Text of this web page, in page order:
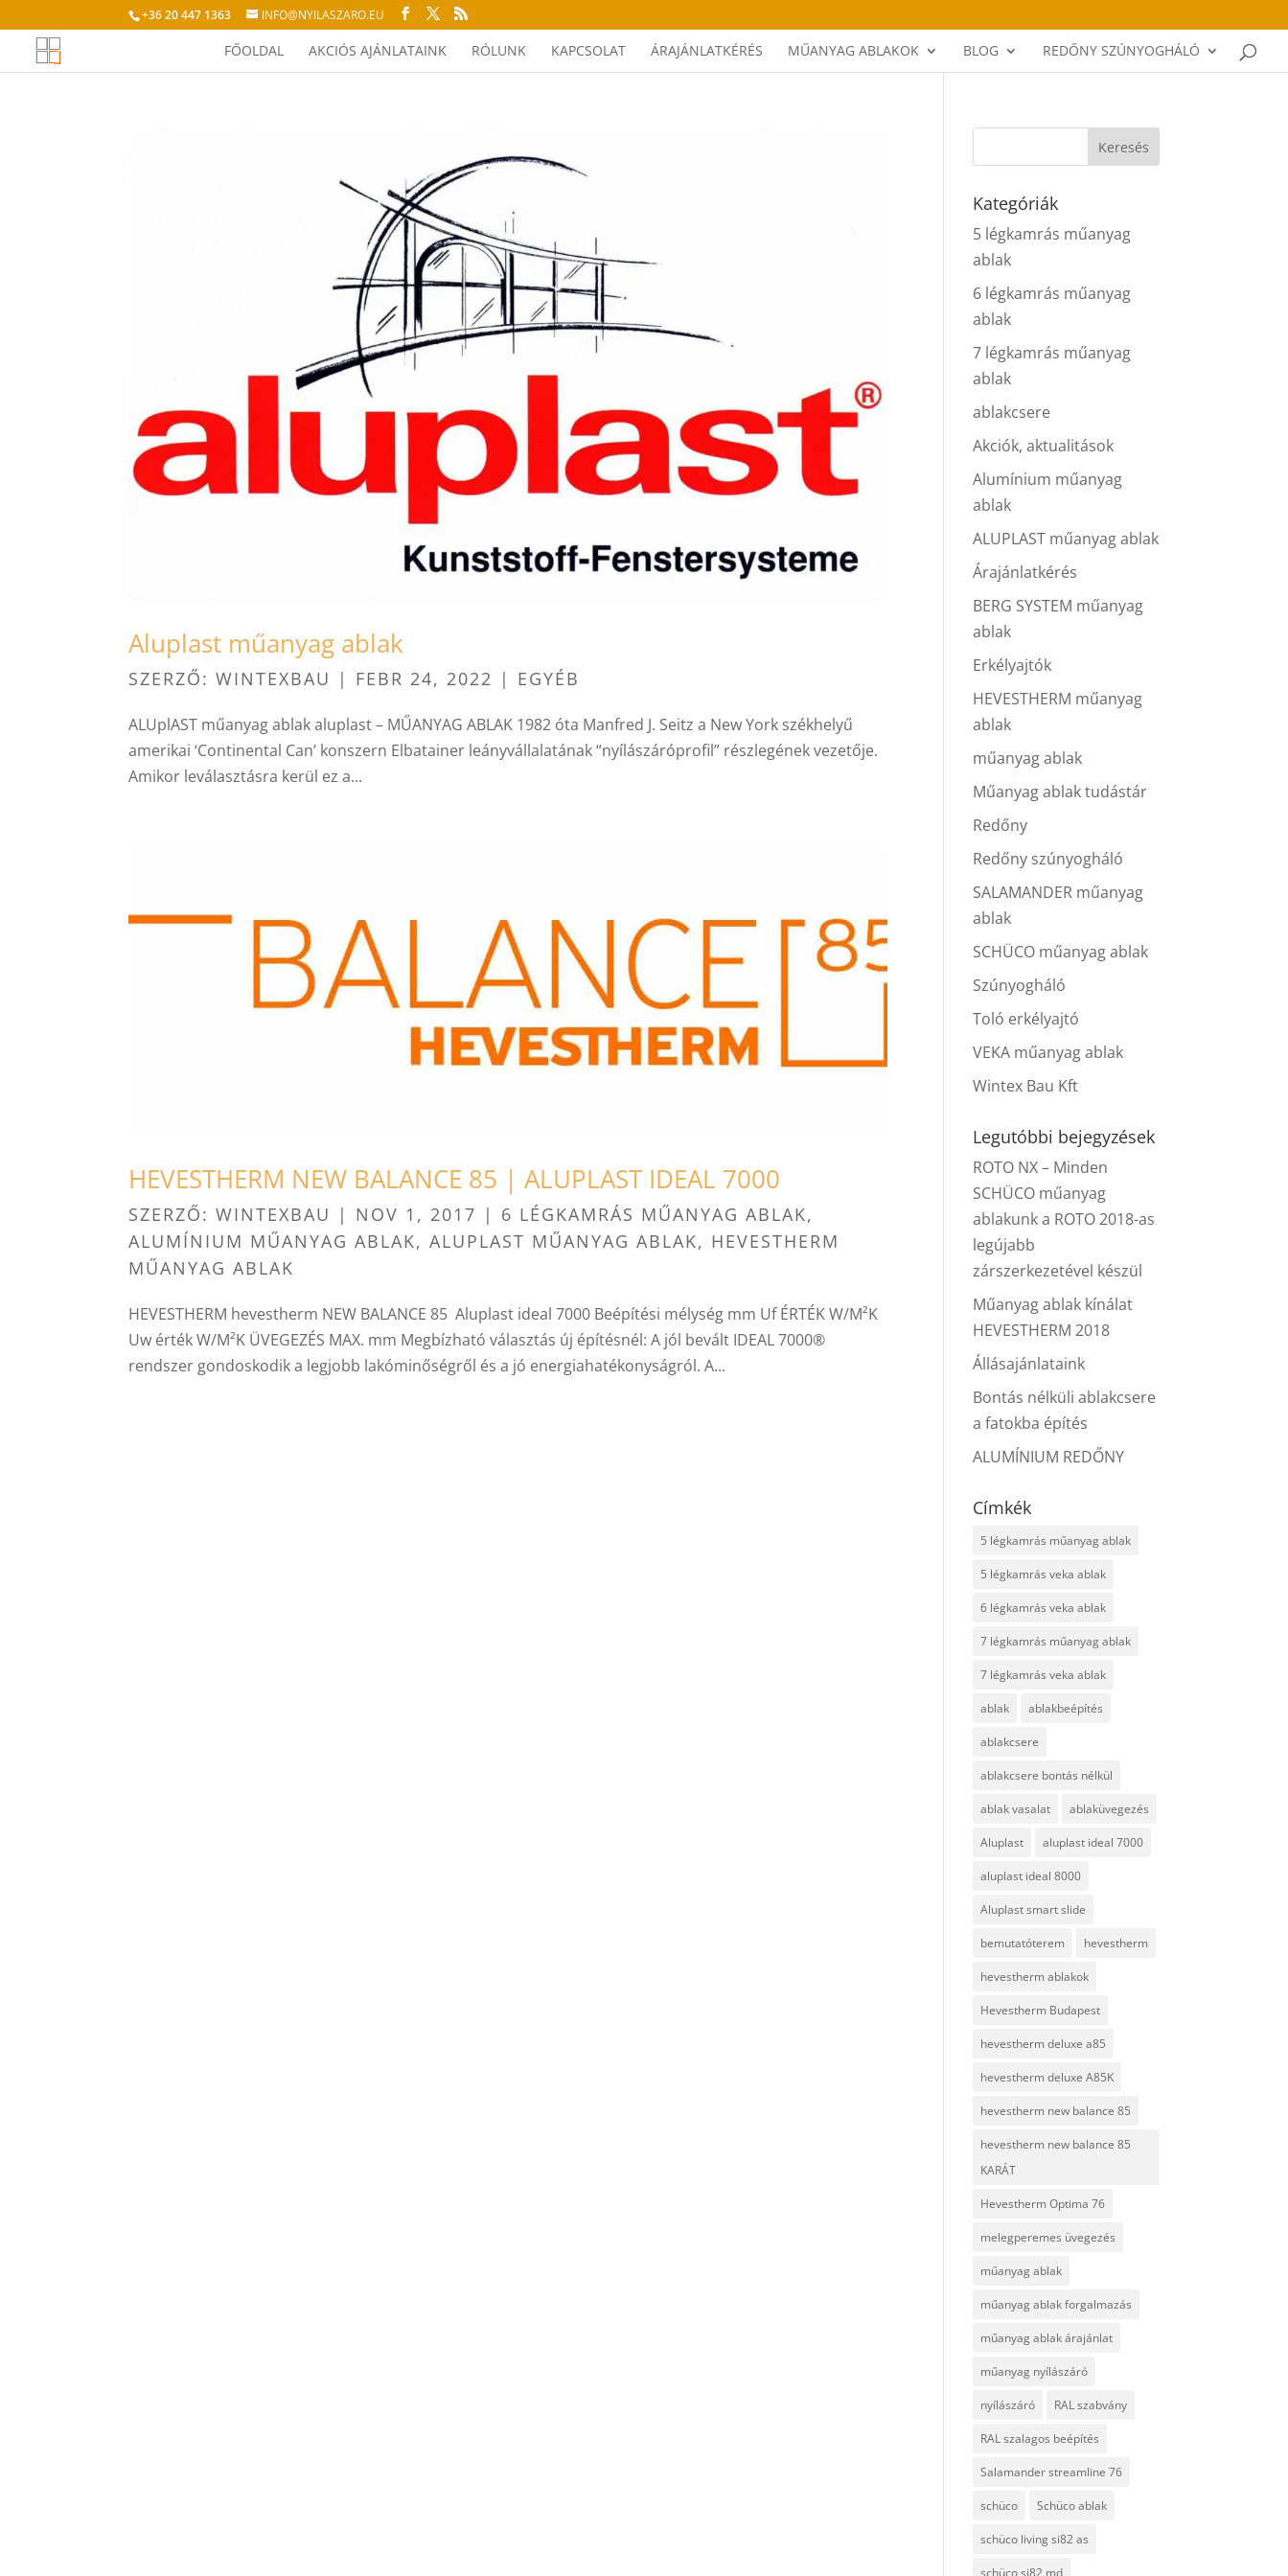
+36 20 447 1363 INFO@NYILASZARO.EU
FŐOLDAL AKCIÓS AJÁNLATAINK RÓLUNK KAPCSOLAT ÁRAJÁNLATKÉRÉS MŰANYAG ABLAKOK BLOG REDŐNY SZÚNYOGHÁLÓ
Aluplast műanyag ablak
SZERZŐ:WINTEXBAU | FEBR 24, 2022 | EGYÉB
ALUplAST műanyag ablak aluplast – MŰANYAG ABLAK 1982 óta Manfred J. Seitz a New York székhelyű
amerikai ‘Continental Can’ konszern Elbatainer leányvállalatának “nyílászáróprofil” részlegének vezetője.
Amikor leválasztásra kerül ez a...
HEVESTHERM NEW BALANCE 85 | ALUPLAST IDEAL 7000
SZERZŐ:WINTEXBAU | NOV 1, 2017 | 6 LÉGKAMRÁS MŰANYAG ABLAK,
ALUMÍNIUM MŰANYAG ABLAK,ALUPLAST MŰANYAG ABLAK, HEVESTHERM
MŰANYAG ABLAK
HEVESTHERM hevestherm NEW BALANCE 85 Aluplast ideal 7000 Beépítési mélység mm Uf ÉRTÉK W/M²K
Uw érték W/M²K ÜVEGEZÉS MAX. mm Megbízható választás új építésnél: A jól bevált IDEAL 7000®
rendszer gondoskodik a legjobb lakóminőségről és a jó energiahatékonyságról. A...
Kategóriák
5 légkamrás műanyag
ablak
6 légkamrás műanyag
ablak
7 légkamrás műanyag
ablak
ablakcsere
Akciók, aktualitások
Alumínium műanyag
ablak
ALUPLAST műanyag ablak
Árajánlatkérés
BERG SYSTEM műanyag
ablak
Erkélyajtók
HEVESTHERM műanyag
ablak
műanyag ablak
Műanyag ablak tudástár
Redőny
Redőny szúnyogháló
SALAMANDER műanyag
ablak
SCHÜCO műanyag ablak
Szúnyogháló
Toló erkélyajtó
VEKA műanyag ablak
Wintex Bau Kft
Legutóbbi bejegyzések
ROTO NX – Minden
SCHÜCO műanyag
ablakunk a ROTO 2018-as
legújabb
zárszerkezetével készül
Műanyag ablak kínálat
HEVESTHERM 2018
Állásajánlataink
Bontás nélküli ablakcsere
a fatokba építés
ALUMÍNIUM REDŐNY
Címkék
5 légkamrás műanyag ablak
5 légkamrás veka ablak
6 légkamrás veka ablak
7 légkamrás műanyag ablak
7 légkamrás veka ablak
ablak ablakbeépítés
ablakcsere
ablakcsere bontás nélkül
ablak vasalat ablaküvegezés
Aluplast aluplast ideal 7000
aluplast ideal 8000
Aluplast smart slide
bemutatóterem hevestherm
hevestherm ablakok
Hevestherm Budapest
hevestherm deluxe a85
hevestherm deluxe A85K
hevestherm new balance 85
hevestherm new balance 85
KARÁT
Hevestherm Optima 76
melegperemes üvegezés
műanyag ablak
műanyag ablak forgalmazás
műanyag ablak árajánlat
műanyag nyílászáró
nyílászáró RAL szabvány
RAL szalagos beépítés
Salamander streamline 76
schüco Schüco ablak
schüco living si82 as
schüco si82 md